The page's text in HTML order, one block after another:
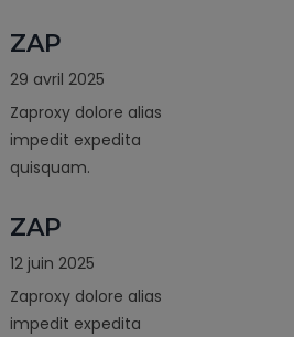
ZAP
29 avril 2025
Zaproxy dolore alias
impedit expedita
quisquam.
ZAP
12 juin 2025
Zaproxy dolore alias
impedit expedita